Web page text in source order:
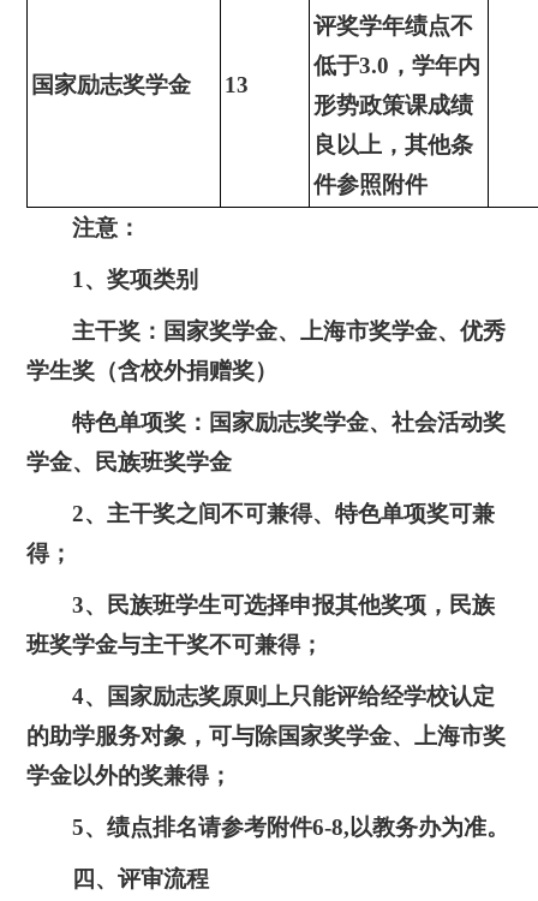
国家励志奖学金 13
评奖学年绩点不
低于3.0，学年内
形势政策课成绩
良以上，其他条
件参照附件
注意：
1、奖项类别
主干奖：国家奖学金、上海市奖学金、优秀
学生奖（含校外捐赠奖）
特色单项奖：国家励志奖学金、社会活动奖
学金、民族班奖学金
2、主干奖之间不可兼得、特色单项奖可兼
得；
3、民族班学生可选择申报其他奖项，民族
班奖学金与主干奖不可兼得；
4、国家励志奖原则上只能评给经学校认定
的助学服务对象，可与除国家奖学金、上海市奖
学金以外的奖兼得；
5、绩点排名请参考附件6-8,以教务办为准。
四、评审流程